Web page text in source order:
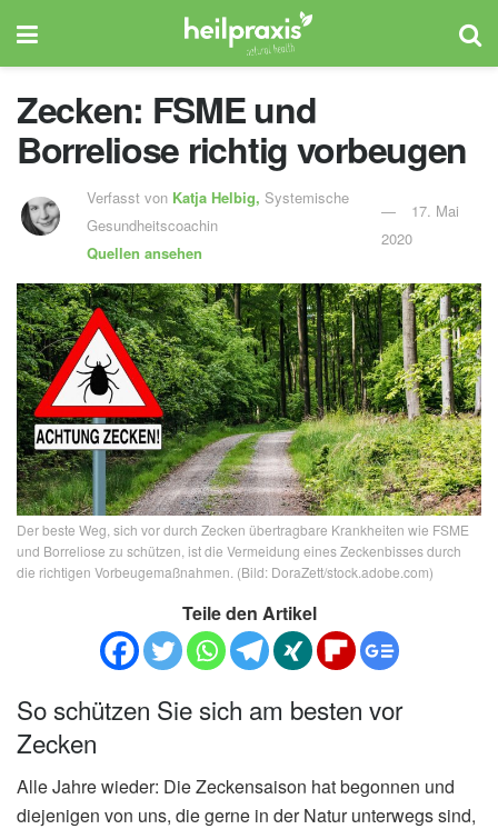
Zecken: FSME und
Borreliose richtig vorbeugen
Verfasst von Katja Helbig, Systemische
Gesundheitscoachin
Quellen ansehen
17. Mai
2020
Der beste Weg, sich vor durch Zecken übertragbare Krankheiten wie FSME
und Borreliose zu schützen, ist die Vermeidung eines Zeckenbisses durch
die richtigen Vorbeugemaßnahmen. (Bild: DoraZett/stock.adobe.com)
Teile den Artikel
So schützen Sie sich am besten vor
Zecken
Alle Jahre wieder: Die Zeckensaison hat begonnen und
diejenigen von uns, die gerne in der Natur unterwegs sind,